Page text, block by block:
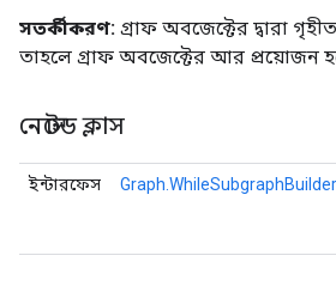
সতর্কীকরণ: গ্রাফ অবজেক্টের দ্বারা
তাহলে গ্রাফ অবজেক্টের আর প্রয়োজন
নেস্টেড ক্লাস
ইন্টারফেস Graph.WhileSubgraphBuilder